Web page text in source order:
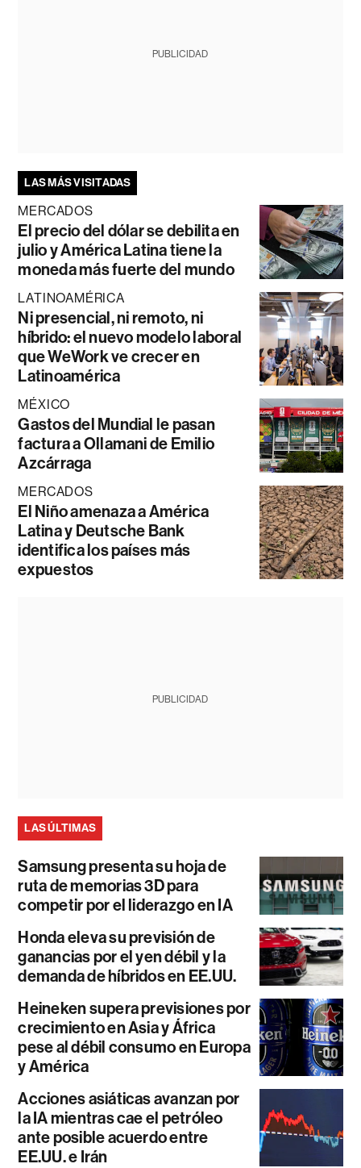
PUBLICIDAD
LAS MÁS VISITADAS
MERCADOS
El precio del dólar se debilita en
julio y América Latina tiene la
moneda más fuerte del mundo
LATINOAMÉRICA
Ni presencial, ni remoto, ni
híbrido: el nuevo modelo laboral
que WeWork ve crecer en
Latinoamérica
MÉXICO
Gastos del Mundial le pasan
factura a Ollamani de Emilio
Azcárraga
MERCADOS
El Niño amenaza a América
Latina y Deutsche Bank
identifica los países más
expuestos
PUBLICIDAD
LAS ÚLTIMAS
Samsung presenta su hoja de
ruta de memorias 3D para
competir por el liderazgo en IA
Honda eleva su previsión de
ganancias por el yen débil y la
demanda de híbridos en EE.UU.
Heineken supera previsiones por
crecimiento en Asia y África
pese al débil consumo en Europa
y América
Acciones asiáticas avanzan por
la IA mientras cae el petróleo
ante posible acuerdo entre
EE.UU. e Irán